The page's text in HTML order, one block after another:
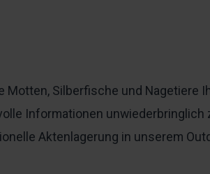
Silberfische und Nagetiere
Informationen unwiederbringlich
Aktenlagerung in unserem